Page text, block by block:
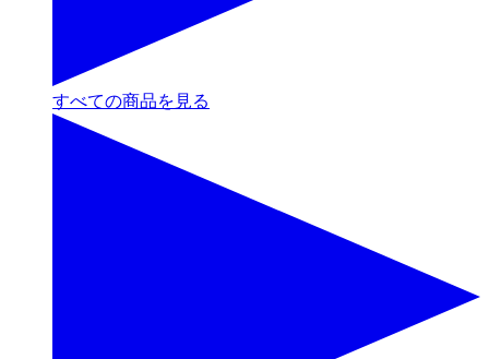
すべての商品を見る